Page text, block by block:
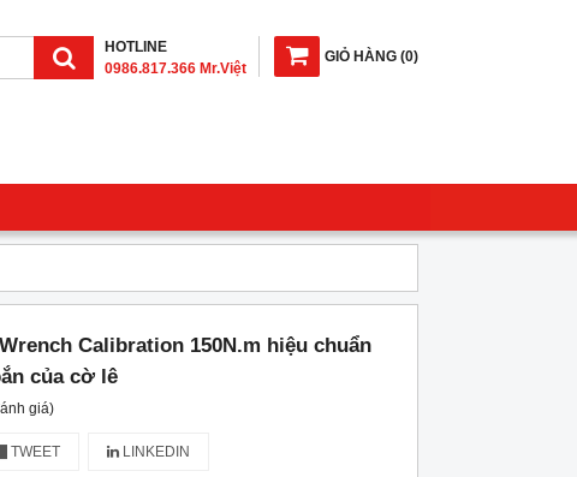
GIỎ HÀNG (0)
HOTLINE
0986.817.366 Mr.Việt
Calibration 150N.m hiệu chuẩn
của cờ lê
giá)
TWEET LINKEDIN